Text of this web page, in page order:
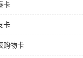
卡
卡
购物卡